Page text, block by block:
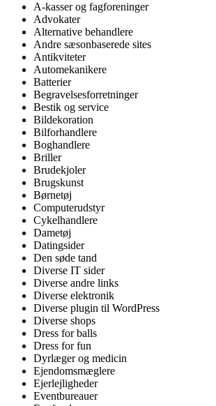
A-kasser og fagforeninger
Advokater
Alternative behandlere
Andre sæsonbaserede sites
Antikviteter
Automekanikere
Batterier
Begravelsesforretninger
Bestik og service
Bildekoration
Bilforhandlere
Boghandlere
Briller
Brudekjoler
Brugskunst
Børnetøj
Computerudstyr
Cykelhandlere
Dametøj
Datingsider
Den søde tand
Diverse IT sider
Diverse andre links
Diverse elektronik
Diverse plugin til WordPress
Diverse shops
Dress for balls
Dress for fun
Dyrlæger og medicin
Ejendomsmæglere
Ejerlejligheder
Eventbureauer